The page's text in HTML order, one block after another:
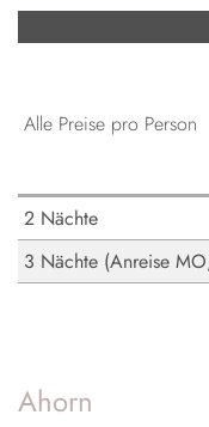
Alle Preise pro Person
2 Nächte
3 Nächte (Anreise
Ahorn